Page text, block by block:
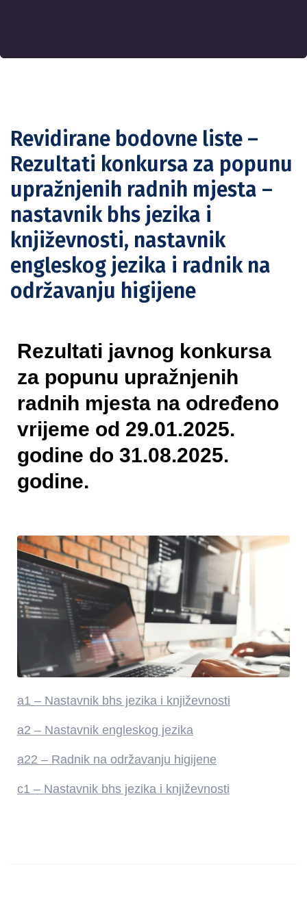
Revidirane bodovne liste –
Rezultati konkursa za popunu
upražnjenih radnih mjesta –
nastavnik bhs jezika i
književnosti, nastavnik
engleskog jezika i radnik na
održavanju higijene
Rezultati javnog konkursa
za popunu upražnjenih
radnih mjesta na određeno
vrijeme od 29.01.2025.
godine do 31.08.2025.
godine.
a1 – Nastavnik bhs jezika i književnosti
a2 – Nastavnik engleskog jezika
a22 – Radnik na održavanju higijene
c1 – Nastavnik bhs jezika i književnosti